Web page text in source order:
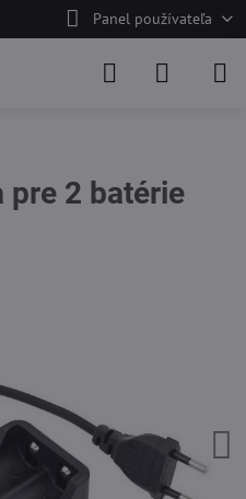
Panel používateľa
pre 2 batérie